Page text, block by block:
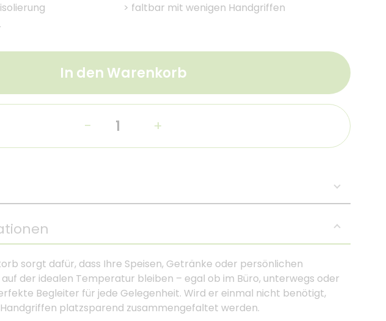
> faltbar mit wenigen Handgriffen
In den Warenkorb
- +
sorgt dafür, dass Ihre Speisen, Getränke oder persönlichen
der idealen Temperatur bleiben – egal ob im Büro, unterwegs oder
Begleiter für jede Gelegenheit. Wird er einmal nicht benötigt,
platzsparend zusammengefaltet werden.